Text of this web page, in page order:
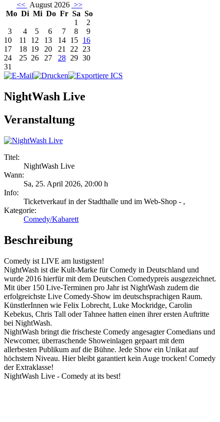
<< August 2026 >>
Mo Di Mi Do Fr Sa So
1
2
3
4 5 6 7 8
9
10
11 12 13 14 15 16
17
18 19 20 21 22 23
24
25 26 27 28 29 30
31
NightWash Live
Veranstaltung
Titel:
NightWash Live
Wann:
Sa, 25. April 2026, 20:00 h
Info:
Ticketverkauf in der Stadthalle und im Web-Shop - ,
Kategorie:
Comedy/Kabarett
Beschreibung
Comedy ist LIVE am lustigsten!
NightWash ist die Kult-Marke für Comedy in Deutschland und
wurde 2016 hierfür mit dem Deutschen Comedypreis ausgezeichnet.
Mit über 150 Live-Terminen pro Jahr ist NightWash zudem die
erfolgreichste Live Comedy-Show im deutschsprachigen Raum.
KünstlerInnen wie Felix Lobrecht, Luke Mockridge, Carolin
Kebekus, Chris Tall oder Tahnee hatten einen ihrer ersten Auftritte
bei NightWash.
NightWash bringt die frischeste Comedy angesagter Comedians und
Newcomer, überraschende Showeinlagen gepaart mit dem
allerbesten Publikum auf die Bühne. Jede Show ein Unikat auf
höchstem Niveau. Hier bleibt garantiert kein Auge trocken! Comedy
der Extraklasse!
NightWash Live - Comedy at its best!